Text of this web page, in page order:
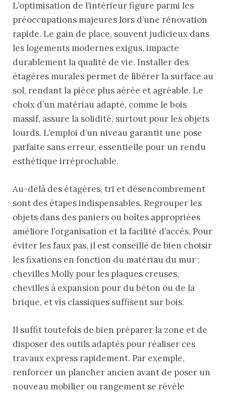
L’optimisation de l’intérieur figure parmi les
préoccupations majeures lors d’une rénovation
rapide. Le gain de place, souvent judicieux dans
les logements modernes exigus, impacte
durablement la qualité de vie. Installer des
étagères murales permet de libérer la surface au
sol, rendant la pièce plus aérée et agréable. Le
choix d’un matériau adapté, comme le bois
massif, assure la solidité, surtout pour les objets
lourds. L’emploi d’un niveau garantit une pose
parfaite sans erreur, essentielle pour un rendu
esthétique irréprochable.
Au-delà des étagères, tri et désencombrement
sont des étapes indispensables. Regrouper les
objets dans des paniers ou boîtes appropriées
améliore l’organisation et la facilité d’accès. Pour
éviter les faux pas, il est conseillé de bien choisir
les fixations en fonction du matériau du mur :
chevilles Molly pour les plaques creuses,
chevilles à expansion pour du béton ou de la
brique, et vis classiques suffisent sur bois.
Il suffit toutefois de bien préparer la zone et de
disposer des outils adaptés pour réaliser ces
travaux express rapidement. Par exemple,
renforcer un plancher ancien avant de poser un
nouveau mobilier ou rangement se révèle